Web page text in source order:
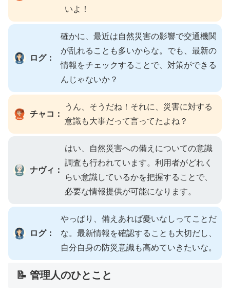
いよ！
ログ：
確かに、最近は自然災害の影響で交通機関
が乱れることも多いからな。でも、最新の
情報をチェックすることで、対策ができる
んじゃないか？
チャコ：
うん、そうだね！それに、災害に対する
意識も大事だって言ってたよね？
ナヴィ：
はい、自然災害への備えについての意識
調査も行われています。利用者がどれく
らい意識しているかを把握することで、
必要な情報提供が可能になります。
ログ：
やっぱり、備えあれば憂いなしってことだ
な。最新情報を確認することも大切だし、
自分自身の防災意識も高めていきたいな。
📝 管理人のひとこと